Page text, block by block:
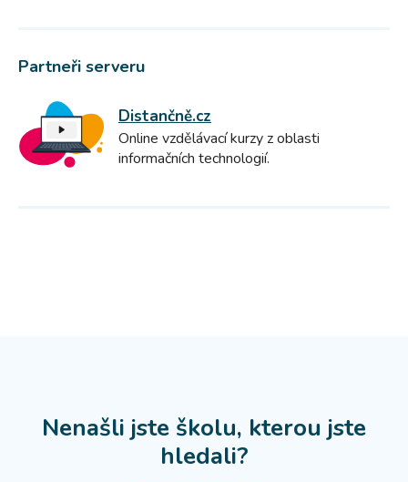
Partneři serveru
Distančně.cz
Online vzdělávací kurzy z oblasti
informačních technologií.
Nenašli jste školu, kterou jste
hledali?